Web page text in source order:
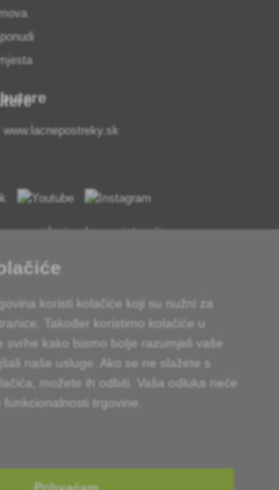
www.lacnepostreky.sk
vas profesionalno savjetovati
obrađujemo u roku od 24 sata
od 24 sata od ponedjeljka do petka
koristi kolačiće koji su nužni za
Također koristimo kolačiće u
svrhe kako bismo bolje razumjeli vaše
naše usluge. Ako se ne slažete s
možete ih odbiti. Vaša odluka neće
trgovine.